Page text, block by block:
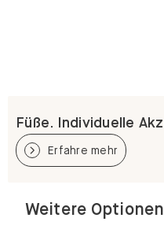
Füße. Individuelle
Erfahre mehr
Weitere Optionen